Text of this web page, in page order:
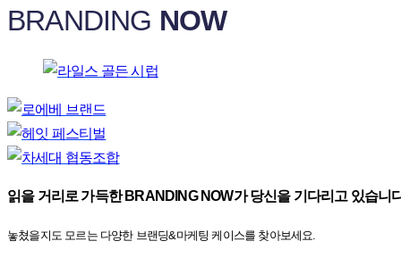
BRANDING NOW
읽을 거리로 가득한 BRANDING NOW가 당신을 기다리고 있습니
놓쳤을지도 모르는 다양한 브랜딩&마케팅 케이스를 찾아보세요.